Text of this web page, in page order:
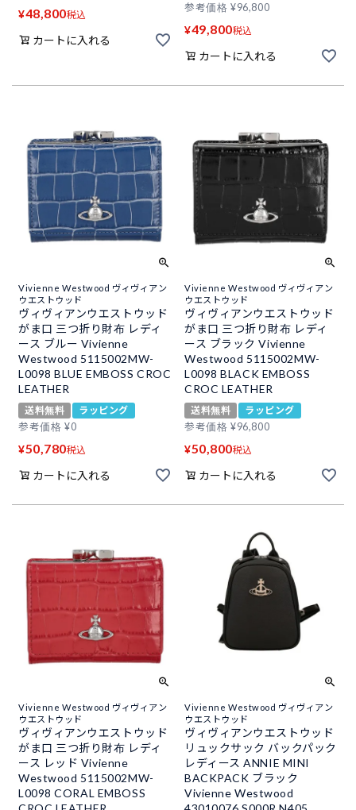
¥48,800税込
カートに入れる
参考価格 ¥96,800
¥49,800税込
カートに入れる
Vivienne Westwood ヴィヴィアン
ウエストウッド
ヴィヴィアンウエストウッド
がま口 三つ折り財布 レディ
ース ブルー Vivienne
Westwood 5115002MW-
L0098 BLUE EMBOSS CROC
LEATHER
送料無料
ラッピング
参考価格 ¥0
¥50,780税込
カートに入れる
Vivienne Westwood ヴィヴィアン
ウエストウッド
ヴィヴィアンウエストウッド
がま口 三つ折り財布 レディ
ース ブラック Vivienne
Westwood 5115002MW-
L0098 BLACK EMBOSS
CROC LEATHER
送料無料
ラッピング
参考価格 ¥96,800
¥50,800税込
カートに入れる
Vivienne Westwood ヴィヴィアン
ウエストウッド
ヴィヴィアンウエストウッド
がま口 三つ折り財布 レディ
ース レッド Vivienne
Westwood 5115002MW-
L0098 CORAL EMBOSS
Vivienne Westwood ヴィヴィアン
ウエストウッド
ヴィヴィアンウエストウッド
リュックサック バックパック
レディース ANNIE MINI
BACKPACK ブラック
Vivienne Westwood